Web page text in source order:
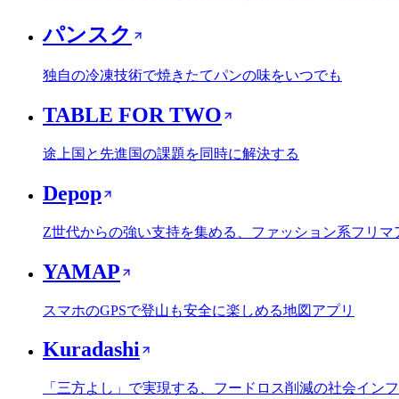
パンスク
独自の冷凍技術で焼きたてパンの味をいつでも
TABLE FOR TWO
途上国と先進国の課題を同時に解決する
Depop
Z世代からの強い支持を集める、ファッション系フリマ
YAMAP
スマホのGPSで登山も安全に楽しめる地図アプリ
Kuradashi
「三方よし」で実現する、フードロス削減の社会イン